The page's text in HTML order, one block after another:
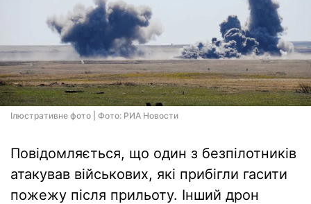
Ілюстративне фото | Фото: РИА Новости
Повідомляється, що один з безпілотників
атакував військових, які прибігли гасити
пожежу після прильоту. Інший дрон